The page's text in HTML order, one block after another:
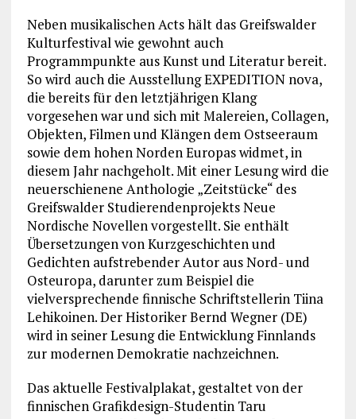
Neben musikalischen Acts hält das Greifswalder
Kulturfestival wie gewohnt auch
Programmpunkte aus Kunst und Literatur bereit.
So wird auch die Ausstellung EXPEDITION nova,
die bereits für den letztjährigen Klang
vorgesehen war und sich mit Malereien, Collagen,
Objekten, Filmen und Klängen dem Ostseeraum
sowie dem hohen Norden Europas widmet, in
diesem Jahr nachgeholt. Mit einer Lesung wird die
neuerschienene Anthologie „Zeitstücke“ des
Greifswalder Studierendenprojekts Neue
Nordische Novellen vorgestellt. Sie enthält
Übersetzungen von Kurzgeschichten und
Gedichten aufstrebender Autor aus Nord- und
Osteuropa, darunter zum Beispiel die
vielversprechende finnische Schriftstellerin Tiina
Lehikoinen. Der Historiker Bernd Wegner (DE)
wird in seiner Lesung die Entwicklung Finnlands
zur modernen Demokratie nachzeichnen.
Das aktuelle Festivalplakat, gestaltet von der
finnischen Grafikdesign-Studentin Taru